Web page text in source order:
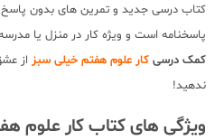
کتاب درسی جدید و تمرین های بدون پاسخ
پاسخنامه است و ویژه کار در منزل یا
کمک درسی کار علوم هفتم خیلی سبز از
ندهید!
ویژگی های کتاب کار علوم